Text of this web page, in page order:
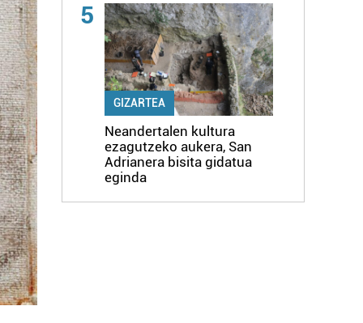
5
GIZARTEA
Neandertalen kultura
ezagutzeko aukera, San
Adrianera bisita gidatua
eginda